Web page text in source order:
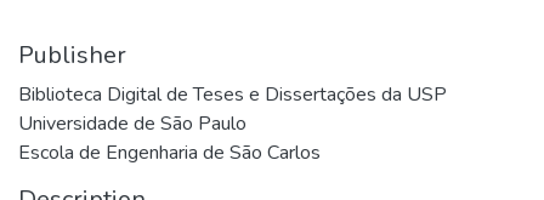
Publisher
Biblioteca Digital de Teses e Dissertações da USP
Universidade de São Paulo
Escola de Engenharia de São Carlos